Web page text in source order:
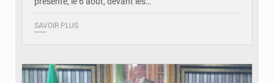
SAVOIR PLUS